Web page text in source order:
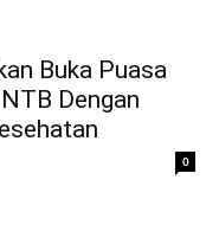
Buka Puasa
Dengan
0